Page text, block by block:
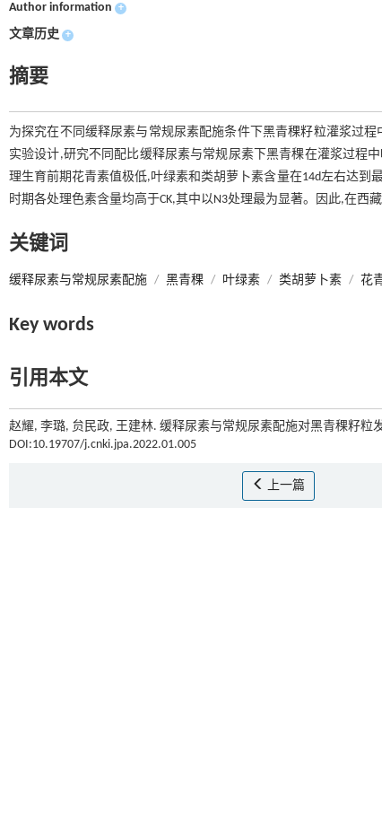
Author information +
文章历史 +
摘要
为探究在不同缓释尿素与常规尿素配施条件下黑青稞籽粒灌浆过
实验设计,研究不同配比缓释尿素与常规尿素下黑青稞在灌浆过程
理生育前期花青素值极低,叶绿素和类胡萝卜素含量在14d左右达到
时期各处理色素含量均高于CK,其中以N3处理最为显著。因此,在西
关键词
缓释尿素与常规尿素配施 / 黑青稞 / 叶绿素 / 类胡萝卜素 / 花
Key words
引用本文
赵耀, 李璐, 贠民政, 王建林. 缓释尿素与常规尿素配施对黑青稞籽粒
DOI:10.19707/j.cnki.jpa.2022.01.005
上一篇